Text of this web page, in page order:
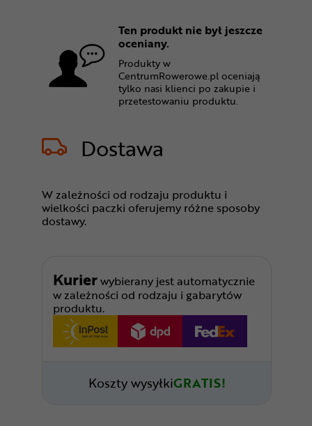
Ten produkt nie był jeszcze
oceniany.
Produkty w
CentrumRowerowe.pl oceniają
tylko nasi klienci po zakupie i
przetestowaniu produktu.
Dostawa
W zależności od rodzaju produktu i
wielkości paczki oferujemy różne sposoby
dostawy.
Kurierwybierany jest automatycznie
w zależności od rodzaju i gabarytów
produktu.
Koszty wysyłkiGRATIS!